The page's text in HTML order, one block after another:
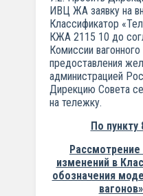
ИВЦ ЖА заявку на
Классификатор
КЖА 2115 10 до
Комиссии
предоставления
администрацией
Дирекцию Совета
на тележку.
По пункту
Рассмотрение
изменений в
обозначения